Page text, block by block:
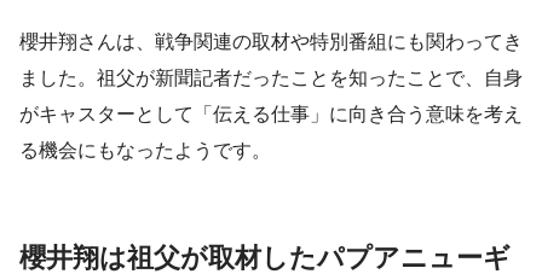
櫻井翔さんは、戦争関連の取材や特別番組にも関わってき
ました。祖父が新聞記者だったことを知ったことで、自身
がキャスターとして「伝える仕事」に向き合う意味を考え
る機会にもなったようです。
櫻井翔は祖父が取材したパプアニューギ